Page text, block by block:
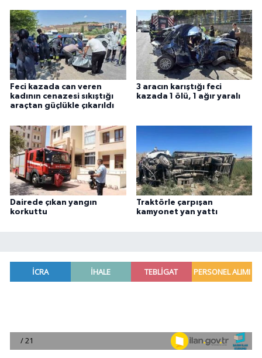
Feci kazada can veren
kadının cenazesi sıkıştığı
araçtan güçlükle çıkarıldı
3 aracın karıştığı feci
kazada 1 ölü, 1 ağır yaralı
Dairede çıkan yangın
korkuttu
Traktörle çarpışan
kamyonet yan yattı